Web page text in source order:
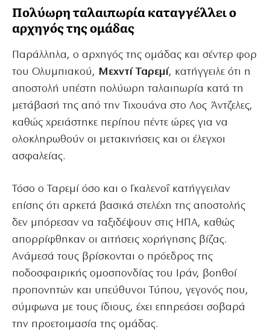
Πολύωρη ταλαιπωρία καταγγέλλει ο
αρχηγός της ομάδας
Παράλληλα, ο αρχηγός της ομάδας και σέντερ φορ
του Ολυμπιακού, Μεχντί Ταρεμί, κατήγγειλε ότι η
αποστολή υπέστη πολύωρη ταλαιπωρία κατά τη
μετάβασή της από την Τιχουάνα στο Λος Άντζελες,
καθώς χρειάστηκε περίπου πέντε ώρες για να
ολοκληρωθούν οι μετακινήσεις και οι έλεγχοι
ασφαλείας.
Τόσο ο Ταρεμί όσο και ο Γκαλενοΐ κατήγγειλαν
επίσης ότι αρκετά βασικά στελέχη της αποστολής
δεν μπόρεσαν να ταξιδέψουν στις ΗΠΑ, καθώς
απορρίφθηκαν οι αιτήσεις χορήγησης βίζας.
Ανάμεσά τους βρίσκονται ο πρόεδρος της
ποδοσφαιρικής ομοσπονδίας του Ιράν, βοηθοί
προπονητών και υπεύθυνοι Τύπου, γεγονός που,
σύμφωνα με τους ίδιους, έχει επηρεάσει σοβαρά
την προετοιμασία της ομάδας.